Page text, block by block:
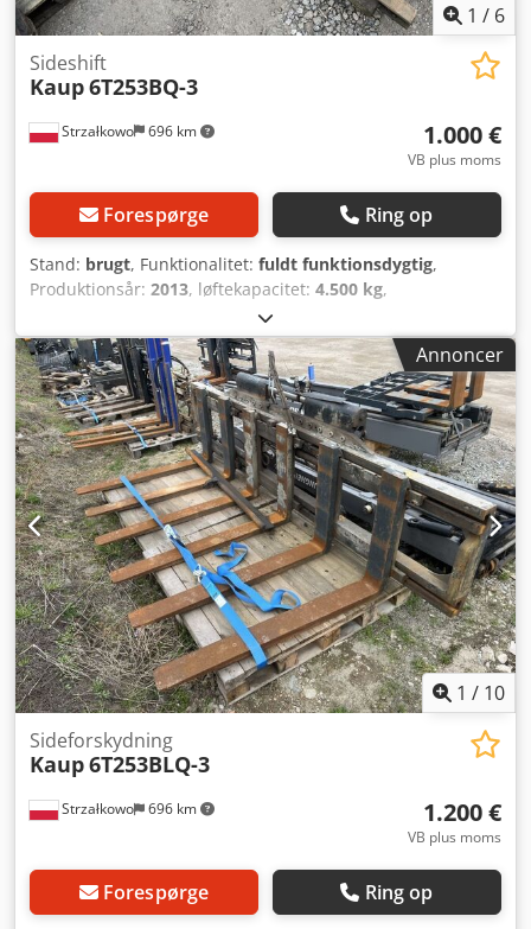
1 / 6
Strzałkowo 696 km
Sideshift
Kaup6T253BQ-3
1.000 €
VB plus moms
Forespørge Ring op
Stand: brugt, Funktionalitet: fuldt funktionsdygtig,
Produktionsår: 2013, løftekapacitet: 4.500 kg,
2.460 mm
Ifofx Akxor ISO klasse: ISO klasse 4 = 5.000 - 10.000 kg
Teknisk stand: god Beskrivelse: ISO 4A (61 cm) gafler, ISO
3A (51 cm)
Annoncer
1 / 10
Strzałkowo 696 km
Sideforskydning
Kaup6T253BLQ-3
1.200 €
VB plus moms
Forespørge Ring op